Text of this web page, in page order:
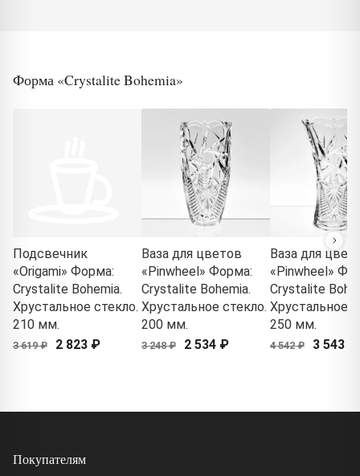
Форма «Crystalite Bohemia»
Подсвечник
«Origami» Форма:
Crystalite Bohemia.
Хрустальное стекло.
210 мм.
3 619 ₽ 2 823 ₽
Ваза для цветов
«Pinwheel» Форма:
Crystalite Bohemia.
Хрустальное стекло.
200 мм.
3 248 ₽ 2 534 ₽
Ваза для
«Pinwheel»
Crystalite
Хрустальное
250 мм.
4 542 ₽ 3 543 ₽
Покупателям